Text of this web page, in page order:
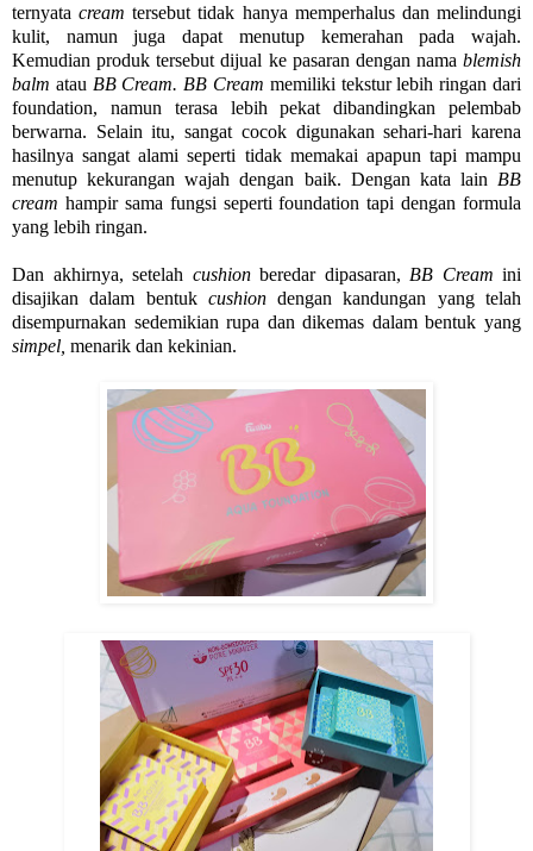
ternyatacreamtersebut tidak hanya memperhalus dan melindungi
kulit, namun juga dapat menutup kemerahan pada wajah.
Kemudian produk tersebut dijual ke pasaran dengan nama blemish
balm atau BB Cream. BB Cream memiliki tekstur lebih ringan dari
foundation, namun terasa lebih pekat dibandingkan pelembab
berwarna. Selain itu, sangat cocok digunakan sehari-hari karena
hasilnya sangat alami seperti tidak memakai apapun tapi mampu
menutup kekurangan wajah dengan baik. Dengan kata lain BB
cream hampir sama fungsi seperti foundation tapi dengan formula
yang lebih ringan.
Dan akhirnya, setelah cushion beredar dipasaran, BB Cream ini
disajikan dalam bentuk cushiondengan kandungan yang telah
disempurnakan sedemikian rupa dan dikemas dalam bentuk yang
simpel, menarik dan kekinian.